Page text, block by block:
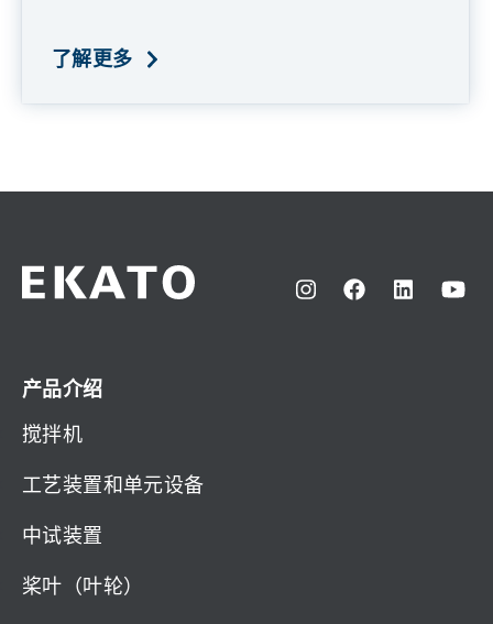
了解更多
产品介绍
搅拌机
工艺装置和单元设备
中试装置
桨叶（叶轮）